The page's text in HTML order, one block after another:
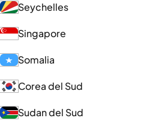
Seychelles
Singapore
Somalia
Corea del Sud
Sudan del Sud